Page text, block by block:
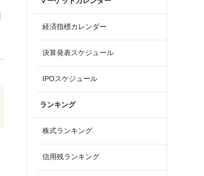
経済指標カレンダー
決算発表スケジュール
IPOスケジュール
ランキング
株式ランキング
信用残ランキング